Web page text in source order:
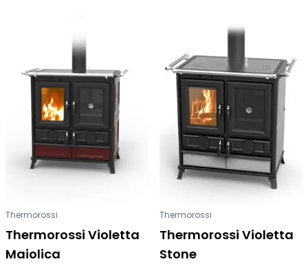
Thermorossi
Thermorossi Violetta
Maiolica
Thermorossi
Thermorossi Violetta
Stone